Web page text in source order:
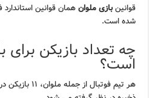
قوانینبازی ملوانهمان قوانین
شده است.
چه تعداد بازیکن برای
است؟
هر تیم فوتبال